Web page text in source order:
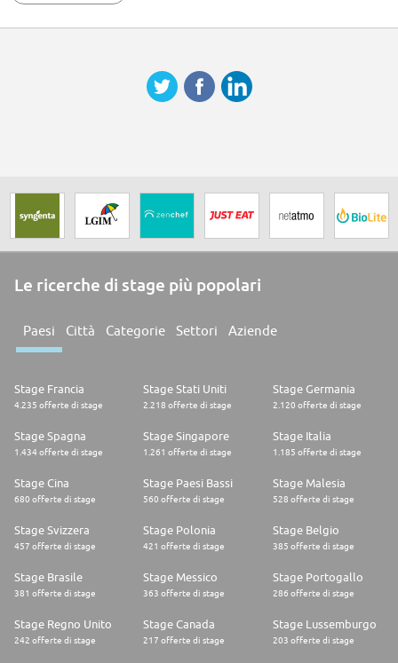
Le ricerche di stage più popolari
Paesi Città Categorie Settori Aziende
Stage Francia
4.235 offerte di stage
Stage Stati Uniti
2.218 offerte di stage
Stage Germania
2.120 offerte di stage
Stage Spagna
1.434 offerte di stage
Stage Singapore
1.261 offerte di stage
Stage Italia
1.185 offerte di stage
Stage Cina
680 offerte di stage
Stage Paesi Bassi
560 offerte di stage
Stage Malesia
528 offerte di stage
Stage Svizzera
457 offerte di stage
Stage Polonia
421 offerte di stage
Stage Belgio
385 offerte di stage
Stage Brasile
381 offerte di stage
Stage Messico
363 offerte di stage
Stage Portogallo
286 offerte di stage
Stage Regno Unito
242 offerte di stage
Stage Canada
217 offerte di stage
Stage Lussemburgo
203 offerte di stage